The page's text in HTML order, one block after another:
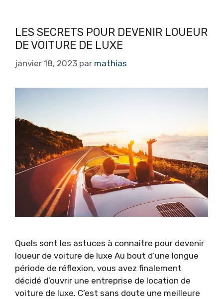
LES SECRETS POUR DEVENIR LOUEUR
DE VOITURE DE LUXE
janvier 18, 2023 par mathias
Quels sont les astuces à connaitre pour devenir
loueur de voiture de luxe Au bout d’une longue
période de réflexion, vous avez finalement
décidé d’ouvrir une entreprise de location de
voiture de luxe. C’est sans doute une meilleure